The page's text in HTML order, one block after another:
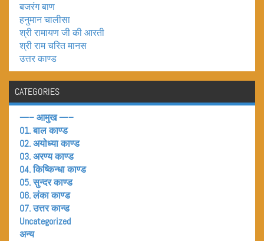
बजरंग बाण
हनुमान चालीसा
श्री रामायण जी की आरती
श्री राम चरित मानस
उत्तर काण्ड
CATEGORIES
—– आमुख —–
01. बाल काण्ड
02. अयोध्या काण्ड
03. अरण्य काण्ड
04. किष्किन्धा काण्ड
05. सुन्दर काण्ड
06. लंका काण्ड
07. उत्तर कान्ड
Uncategorized
अन्य